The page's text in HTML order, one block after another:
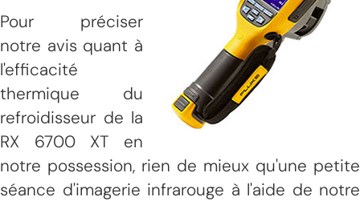
Pour préciser
notre avis quant à
l'efficacité
thermique du
refroidisseur de la
RX 6700 XT en
notre possession, rien de mieux qu'une petite
séance d'imagerie infrarouge à l'aide de notre